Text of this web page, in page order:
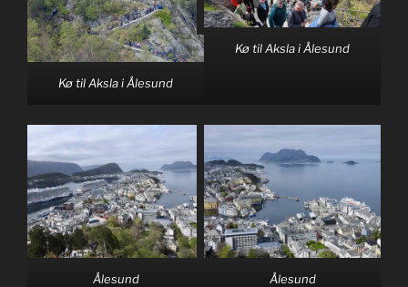
Kø til Aksla i Ålesund
Kø til Aksla i Ålesund
Ålesund Ålesund